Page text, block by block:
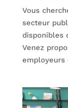
Vous
secteur
disponibles
Venez
employeurs